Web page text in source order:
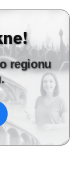
regionu